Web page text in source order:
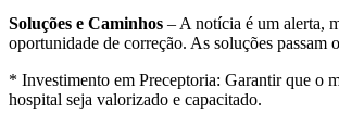
Soluções e Caminhos – A notícia é um alerta,
oportunidade de correção. As soluções passam
* Investimento em Preceptoria: Garantir que o
hospital seja valorizado e capacitado.